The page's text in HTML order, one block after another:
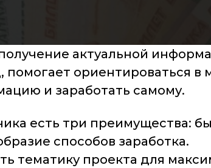
актуальной
ориентироваться в
и заработать самому.
есть три преимущества:
способов заработка.
тематику проекта для